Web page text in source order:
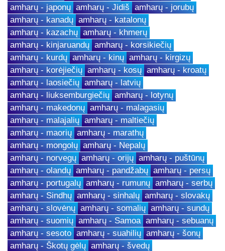
amharų - japonų amharų - Jidiš amharų - jorubų
amharų - kanadų amharų - katalonų
amharų - kazachų amharų - khmerų
amharų - kinjaruandų amharų - korsikiečių
amharų - kurdų amharų - kinų amharų - kirgizų
amharų - korėjiečių amharų - kosų amharų - kroatų
amharų - laosiečių amharų - latvių
amharų - liuksemburgiečių amharų - lotynų
amharų - makedonų amharų - malagasių
amharų - malajalių amharų - maltiečių
amharų - maorių amharų - marathų
amharų - mongolų amharų - Nepalų
amharų - norvegų amharų - orijų amharų - puštūnų
amharų - olandų amharų - pandžabų amharų - persų
amharų - portugalų amharų - rumunų amharų - serbų
amharų - Sindhų amharų - sinhalų amharų - slovakų
amharų - slovėnų amharų - somalių amharų - sundų
amharų - suomių amharų - Samoa amharų - sebuanų
amharų - sesoto amharų - suahilių amharų - šonų
amharų - Škotų gėlų amharų - švedų